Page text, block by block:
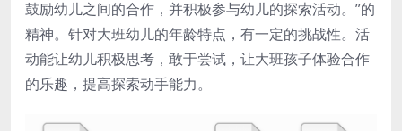
鼓励幼儿之间的合作，并积极参与幼儿的探索活动。”的
精神。针对大班幼儿的年龄特点，有一定的挑战性。活
动能让幼儿积极思考，敢于尝试，让大班孩子体验合作
的乐趣，提高探索动手能力。